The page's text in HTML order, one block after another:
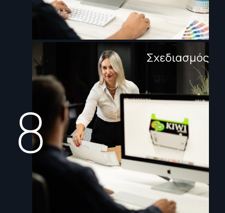
Σχεδιασμός
8